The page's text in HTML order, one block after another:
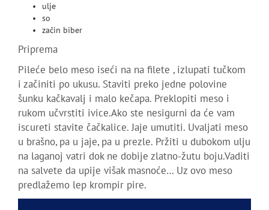
ulje
so
začin biber
Priprema
Pileće belo meso iseći na na filete , izlupati tučkom
i začiniti po ukusu. Staviti preko jedne polovine
šunku kačkavalj i malo kečapa. Preklopiti meso i
rukom učvrstiti ivice.Ako ste nesigurni da će vam
iscureti stavite čačkalice. Jaje umutiti. Uvaljati meso
u brašno, pa u jaje, pa u prezle. Pržiti u dubokom ulju
na laganoj vatri dok ne dobije zlatno-žutu boju.Vaditi
na salvete da upije višak masnoće… Uz ovo meso
predlažemo lep krompir pire.